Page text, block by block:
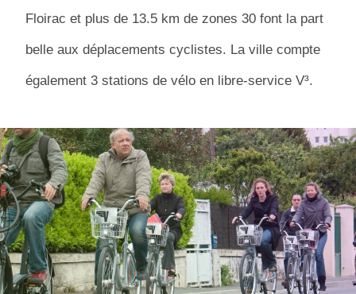
Floirac et plus de 13.5 km de zones 30 font la part
belle aux déplacements cyclistes. La ville compte
également 3 stations de vélo en libre-service V³.